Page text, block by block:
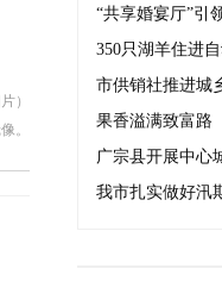
）
。
“共享婚宴厅”引
350只湖羊住进
市供销社推进城
果香溢满致富路
广宗县开展中心
我市扎实做好汛